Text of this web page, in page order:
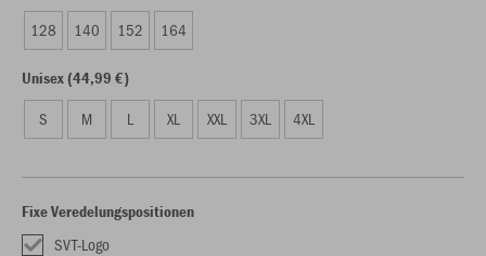
128 140 152 164
Unisex (44,99 €)
S M L XL XXL 3XL 4XL
Fixe Veredelungspositionen
SVT-Logo